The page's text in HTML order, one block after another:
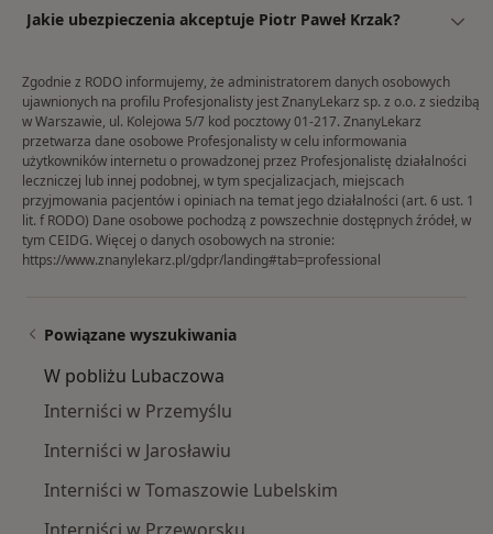
Jakie ubezpieczenia akceptuje Piotr Paweł Krzak?
Zgodnie z RODO informujemy, że administratorem danych osobowych
ujawnionych na profilu Profesjonalisty jest ZnanyLekarz sp. z o.o. z siedzibą
w Warszawie, ul. Kolejowa 5/7 kod pocztowy 01-217. ZnanyLekarz
przetwarza dane osobowe Profesjonalisty w celu informowania
użytkowników internetu o prowadzonej przez Profesjonalistę działalności
leczniczej lub innej podobnej, w tym specjalizacjach, miejscach
przyjmowania pacjentów i opiniach na temat jego działalności (art. 6 ust. 1
lit. f RODO) Dane osobowe pochodzą z powszechnie dostępnych źródeł, w
tym CEIDG. Więcej o danych osobowych na stronie:
https://www.znanylekarz.pl/gdpr/landing#tab=professional
Powiązane wyszukiwania
W pobliżu Lubaczowa
Interniści w Przemyślu
Interniści w Jarosławiu
Interniści w Tomaszowie Lubelskim